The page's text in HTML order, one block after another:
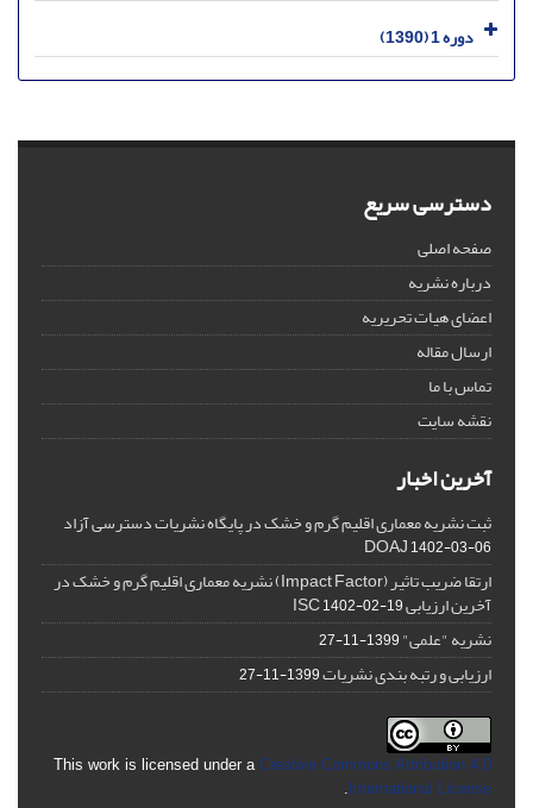
دوره 1 (1390)
دسترسی سریع
صفحه اصلی
درباره نشریه
اعضای هیات تحریریه
ارسال مقاله
تماس با ما
نقشه سایت
آخرین اخبار
ثبت نشریه معماری اقلیم گرم و خشک در پایگاه نشریات دسترسی آزاد
DOAJ1402-03-06
ارتقا ضریب تاثیر (Impact Factor) نشریه معماری اقلیم گرم و خشک در
آخرین ارزیابی ISC1402-02-19
نشریه "علمی"1399-11-27
ارزیابی و رتبه بندی نشریات1399-11-27
This work is licensed under a Creative Commons Attribution 4.0
International License
.